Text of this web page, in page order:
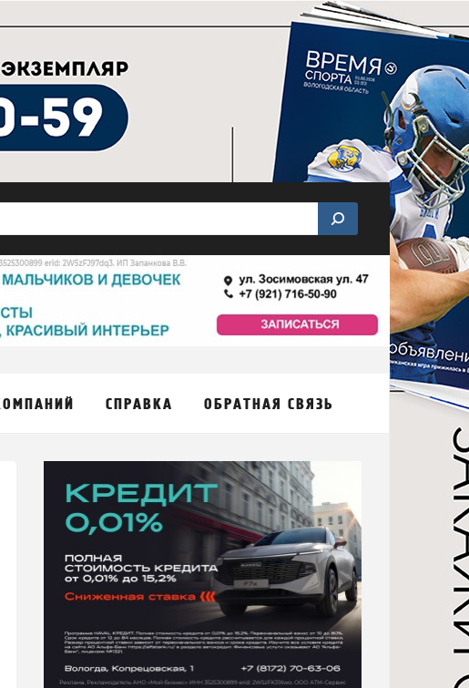
СПРАВКА ОБРАТНАЯ СВЯЗЬ